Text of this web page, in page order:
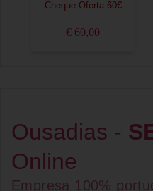
Cheque-Oferta 60€
€ 60,00
Ousadias -
Online
Empresa 100%